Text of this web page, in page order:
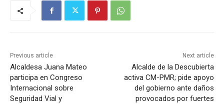
Previous article
Alcaldesa Juana Mateo
participa en Congreso
Internacional sobre
Seguridad Vial y
Next article
Alcalde de la Descubierta
activa CM-PMR; pide apoyo
del gobierno ante daños
provocados por fuertes